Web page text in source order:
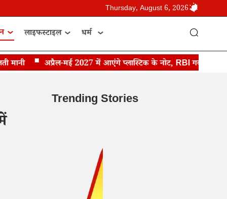
Thursday, August 6, 2026
लाइफस्टाइल धर्म
अप्रैल-मई 2027 में आएंगे प्लास्टिक के नोट, RBI गवर्नर संजय
Trending Stories